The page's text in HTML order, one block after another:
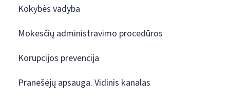
Kokybės vadyba
Mokesčių administravimo procedūros
Korupcijos prevencija
Pranešėjų apsauga. Vidinis kanalas